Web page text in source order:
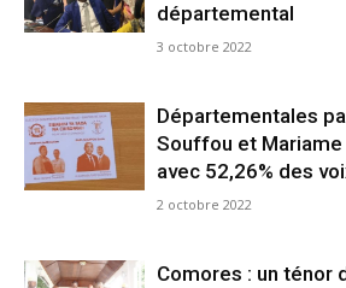
départemental
3 octobre 2022
Départementales
Souffou et Mariame
avec 52,26% des
2 octobre 2022
Comores : un ténor